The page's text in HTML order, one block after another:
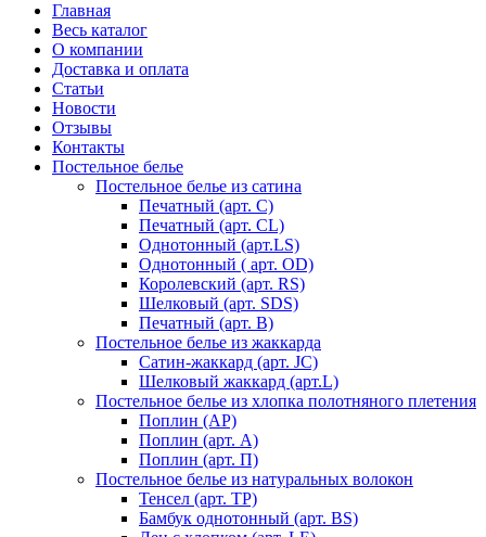
Главная
Весь каталог
О компании
Доставка и оплата
Статьи
Новости
Отзывы
Контакты
Постельное белье
Постельное белье из сатина
Печатный (арт. С)
Печатный (арт. СL)
Однотонный (арт.LS)
Однотонный ( арт. OD)
Королевский (арт. RS)
Шелковый (арт. SDS)
Печатный (арт. В)
Постельное белье из жаккарда
Сатин-жаккард (арт. JC)
Шелковый жаккард (арт.L)
Постельное белье из хлопка полотняного плетения
Поплин (AP)
Поплин (арт. А)
Поплин (арт. П)
Постельное белье из натуральных волокон
Тенсел (арт. ТР)
Бамбук однотонный (арт. BS)